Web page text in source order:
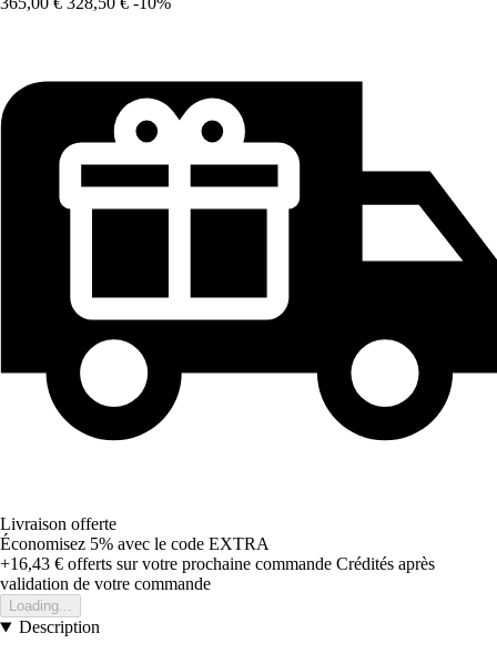
Livraison offerte
Économisez 5% avec le code EXTRA
+16,43 € offerts sur votre prochaine commande Crédités après
validation de votre commande
Loading...
Description